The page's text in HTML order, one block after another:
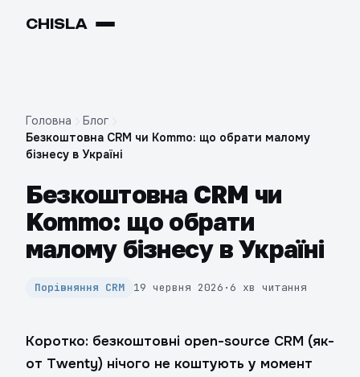
CHIS LA
Головна
Блог
Безкоштовна CRM чи Kommo: що обрати малому
бізнесу в Україні
Безкоштовна CRM чи
Kommo: що обрати
малому бізнесу в Україні
Порівняння CRM 19 червня 2026 · 6 хв читання
Коротко: безкоштовні open-source CRM (як-
от Twenty) нічого не коштують у момент